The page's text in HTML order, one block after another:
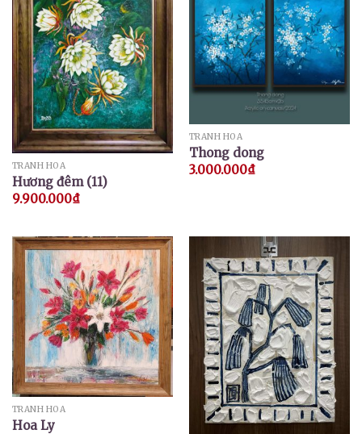
TRANH HOA
Hương đêm (11)
9.900.000₫
TRANH HOA
Thong dong
3.000.000₫
TRANH HOA
Hoa Ly